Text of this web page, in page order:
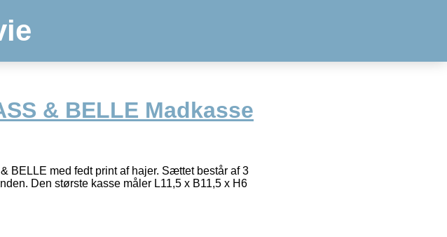
& BELLE Madkasse
BELLE med fedt print af hajer. Sættet består af 3
Den største kasse måler L11,5 x B11,5 x H6